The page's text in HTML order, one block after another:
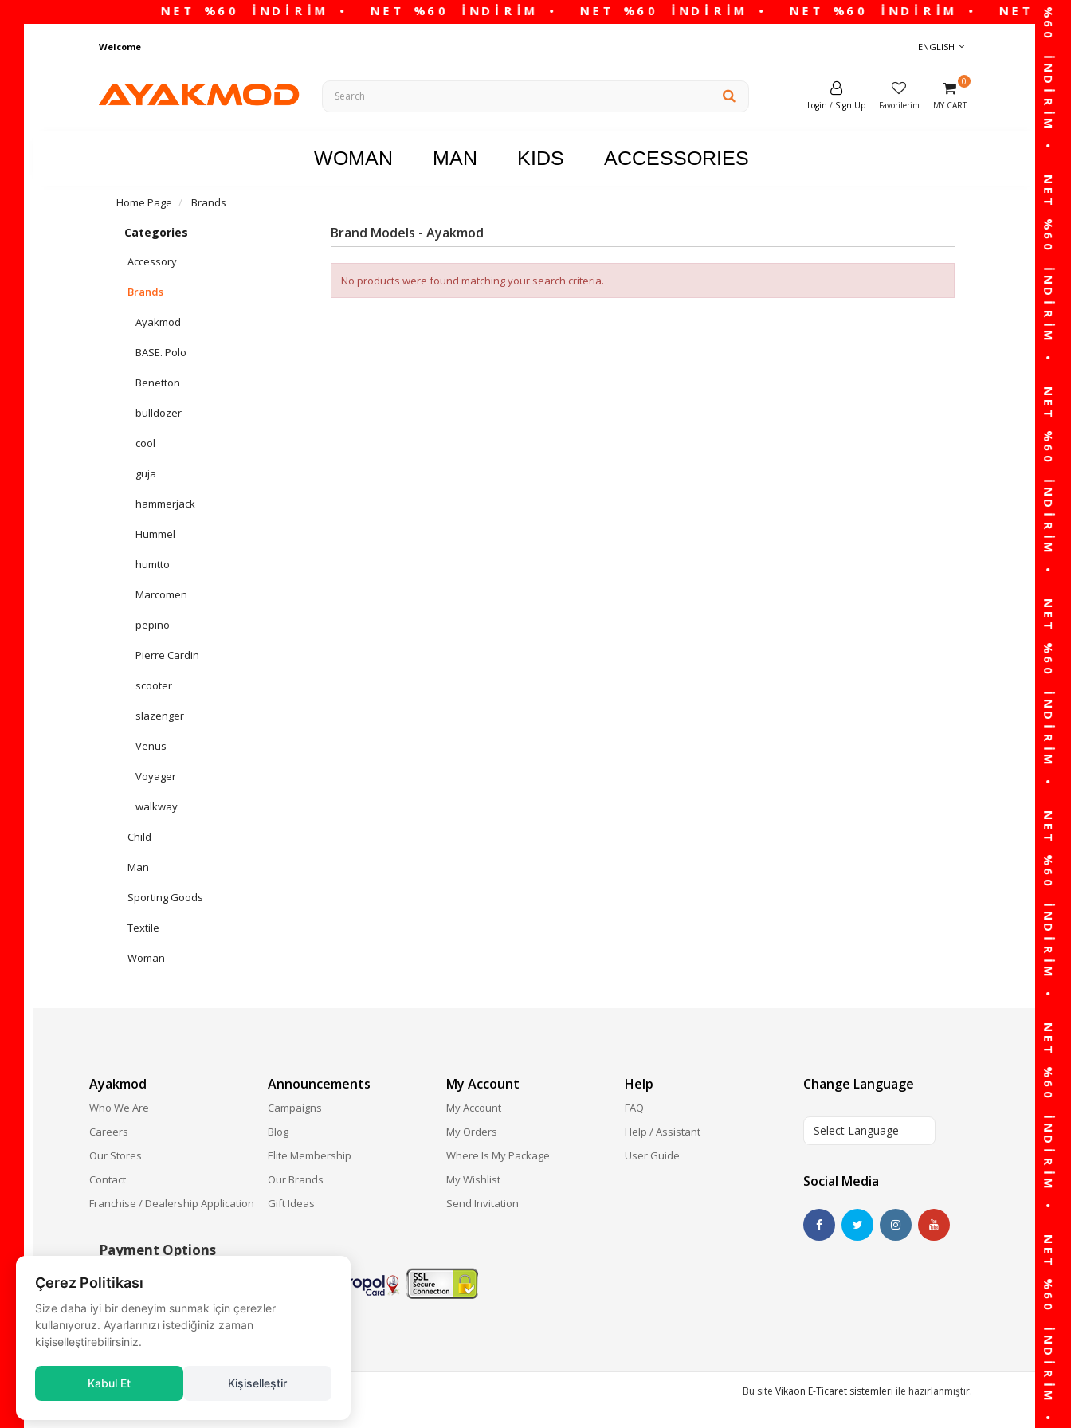
Welcome ENGLISH
Login / Sign Up Favorilerim
0
MY CART
WOMAN MAN KIDS ACCESSORIES
Home Page Brands
Categories
Accessory
Brands
Ayakmod
BASE. Polo
Benetton
bulldozer
cool
guja
hammerjack
Hummel
humtto
Marcomen
pepino
Pierre Cardin
scooter
slazenger
Venus
Voyager
walkway
Child
Man
Sporting Goods
Textile
Woman
Brand Models - Ayakmod
No products were found matching your search criteria.
Ayakmod
Who We Are
Careers
Our Stores
Contact
Franchise / Dealership Application
Announcements
Campaigns
Blog
Elite Membership
Our Brands
Gift Ideas
My Account
My Account
My Orders
Where Is My Package
My Wishlist
Send Invitation
Help
FAQ
Help / Assistant
User Guide
Change Language
Select Language
Social Media
Payment Options
Bu site Vikaon E-Ticaret sistemleri ile hazırlanmıştır.
Çerez Politikası
Size daha iyi bir deneyim sunmak için çerezler
kullanıyoruz. Ayarlarınızı istediğiniz zaman
kişiselleştirebilirsiniz.
Kabul Et Kişiselleştir